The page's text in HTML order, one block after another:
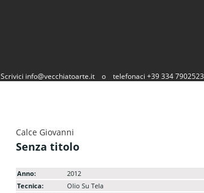
Scrivici info@vecchiatoarte.it o telefonaci +39 334 7902523
Calce Giovanni
Senza titolo
Anno:
2012
Tecnica:
Olio Su Tela